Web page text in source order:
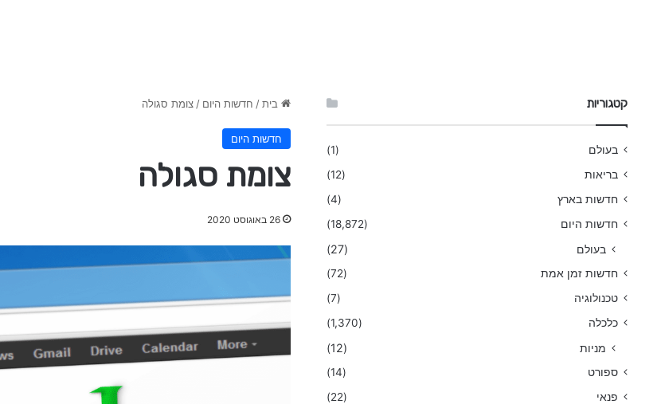
בית / חדשות היום / צומת סגולה
חדשות היום
צומת סגולה
26 באוגוסט 2020
קטגוריות
בעולם
(1)
בריאות
(12)
חדשות בארץ
(4)
חדשות היום
(18,872)
בעולם (27)
חדשות זמן אמת
(72)
טכנולוגיה
(7)
כלכלה
(1,370)
מניות (12)
ספורט
(14)
פנאי
(22)